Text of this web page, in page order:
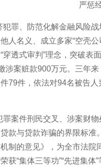
严惩
犯罪、防范化解金融风险
人名义、成立多家“空壳
穿透式审判”理念，突破表
涉案赃款900万元。三年
79件，依法对94名被告
罪案件刑民交叉、涉案财
款与贷款诈骗的界限标
制的意见》，为全市法
获“集体三等功”“先进集